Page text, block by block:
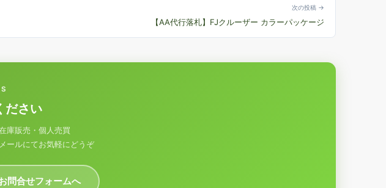
次の投稿 →
【AA代行落札】FJクルーザー カラーパッケージ
ださい
庫販売・個人売買
ールにてお気軽にどうぞ
問合せフォームへ